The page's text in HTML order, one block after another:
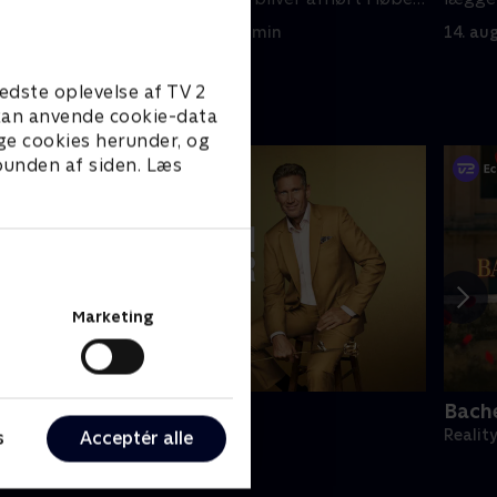
oplevelse af TV 2
anvende cookie-data
cookies herunder, og
af siden. Læs
Marketing
Acceptér alle
7. august 2025 • 43 min
ikke
14.
Bachelor USA
• 1 sæsoner